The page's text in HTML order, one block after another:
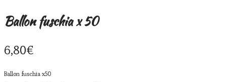
Ballon fuschia x 50
6,80€
Ballon fuschia x50